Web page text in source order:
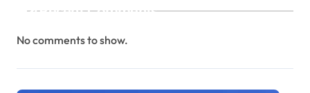
Recent Comments
No comments to show.